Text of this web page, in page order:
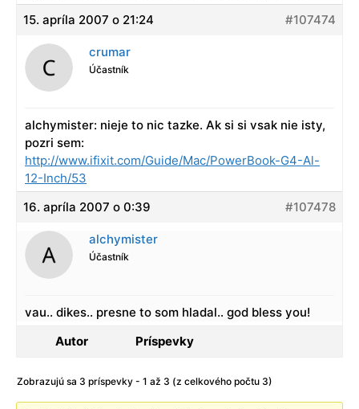
15. apríla 2007 o 21:24
#107474
crumar
Účastník
alchymister: nieje to nic tazke. Ak si si vsak nie isty,
pozri sem:
http://www.ifixit.com/Guide/Mac/PowerBook-G4-Al-
12-Inch/53
16. apríla 2007 o 0:39
#107478
alchymister
Účastník
vau.. dikes.. presne to som hladal.. god bless you!
Autor
Príspevky
Zobrazujú sa 3 príspevky - 1 až 3 (z celkového počtu 3)